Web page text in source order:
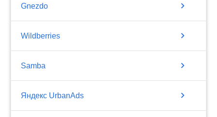
Gnezdo chevron_right
Wildberries chevron_right
Samba chevron_right
Яндекс UrbanAds chevron_right